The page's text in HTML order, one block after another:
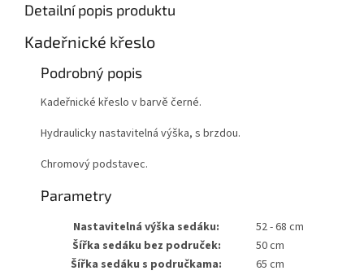
Detailní popis produktu
Kadeřnické křeslo
Podrobný popis
Kadeřnické křeslo v barvě černé.
Hydraulicky nastavitelná výška, s brzdou.
Chromový podstavec.
Parametry
Nastavitelná výška sedáku:
52 - 68 cm
Šířka sedáku bez područek:
50 cm
Šířka sedáku s područkama:
65 cm